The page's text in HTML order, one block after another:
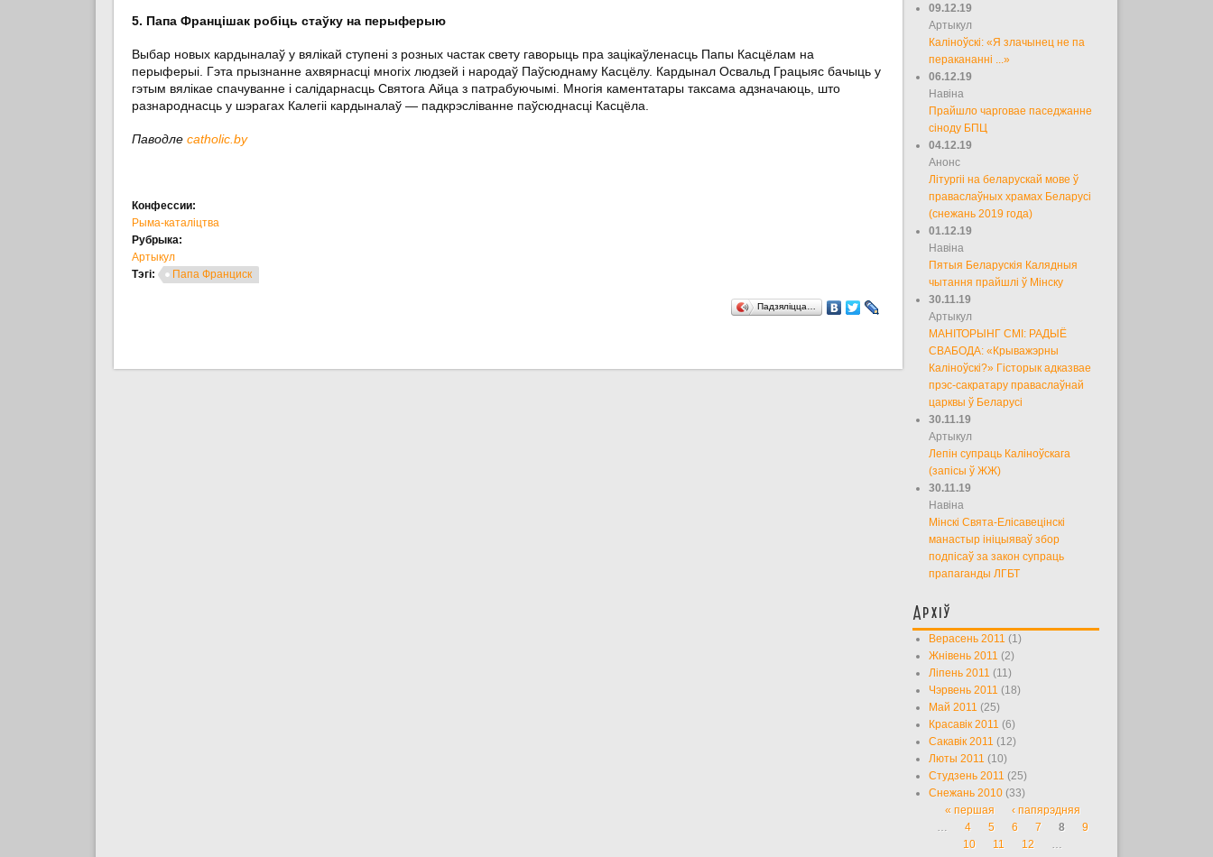
5. Папа Францішак робіць стаўку на перыферыю
Выбар новых кардыналаў у вялікай ступені з розных частак свету гаворыць пра зацікаўленасць Папы Касцёлам на
перыферыі. Гэта прызнанне ахвярнасці многіх людзей і народаў Паўсюднаму Касцёлу. Кардынал Освальд Грацыяс бачыць у
гэтым вялікае спачуванне і салідарнасць Святога Айца з патрабуючымі. Многія каментатары таксама адзначаюць, што
разнароднасць у шэрагах Калегіі кардыналаў — падкрэсліванне паўсюднасці Касцёла.
Паводле catholic.by
Конфессии:
Рыма-каталіцтва
Рубрыка:
Артыкул
Тэгі:
Папа Франциск
Падзяліцца…
09.12.19
Артыкул
Каліноўскі: «Я злачынец не па
перакананні ...»
06.12.19
Навіна
Прайшло чарговае паседжанне
сіноду БПЦ
04.12.19
Анонс
Літургіі на беларускай мове ў
праваслаўных храмах Беларусі
(снежань 2019 года)
01.12.19
Навіна
Пятыя Беларускія Калядныя
чытання прайшлі ў Мінску
30.11.19
Артыкул
МАНІТОРЫНГ СМІ: РАДЫЁ
СВАБОДА: «Крыважэрны
Каліноўскі?» Гісторык адказвае
прэс-сакратару праваслаўнай
царквы ў Беларусі
30.11.19
Артыкул
Лепін супраць Каліноўскага
(запісы ў ЖЖ)
30.11.19
Навіна
Мінскі Свята-Елісавецінскі
манастыр ініцыяваў збор
подпісаў за закон супраць
прапаганды ЛГБТ
Архіў
Верасень 2011 (1)
Жнівень 2011 (2)
Ліпень 2011 (11)
Чэрвень 2011 (18)
Май 2011 (25)
Красавік 2011 (6)
Сакавік 2011 (12)
Люты 2011 (10)
Студзень 2011 (25)
Снежань 2010 (33)
Старонкі
« першая
‹ папярэдняя
…
4 5 6 7 8
9
10
11 12
…